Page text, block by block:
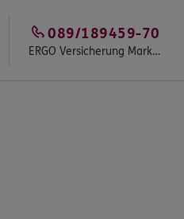
ERGO Versicherung Markus Baltzer
089/189459-70